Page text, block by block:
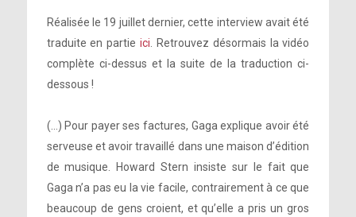
Réalisée le 19 juillet dernier, cette interview avait été
traduite en partieici . Retrouvez désormais la vidéo
complète ci-dessus et la suite de la traduction ci-
dessous !
(…) Pour payer ses factures, Gaga explique avoir été
serveuse et avoir travaillé dans une maison d’édition
de musique. Howard Stern insiste sur le fait que
Gaga n’a pas eu la vie facile, contrairement à ce que
beaucoup de gens croient, et qu’elle a pris un gros